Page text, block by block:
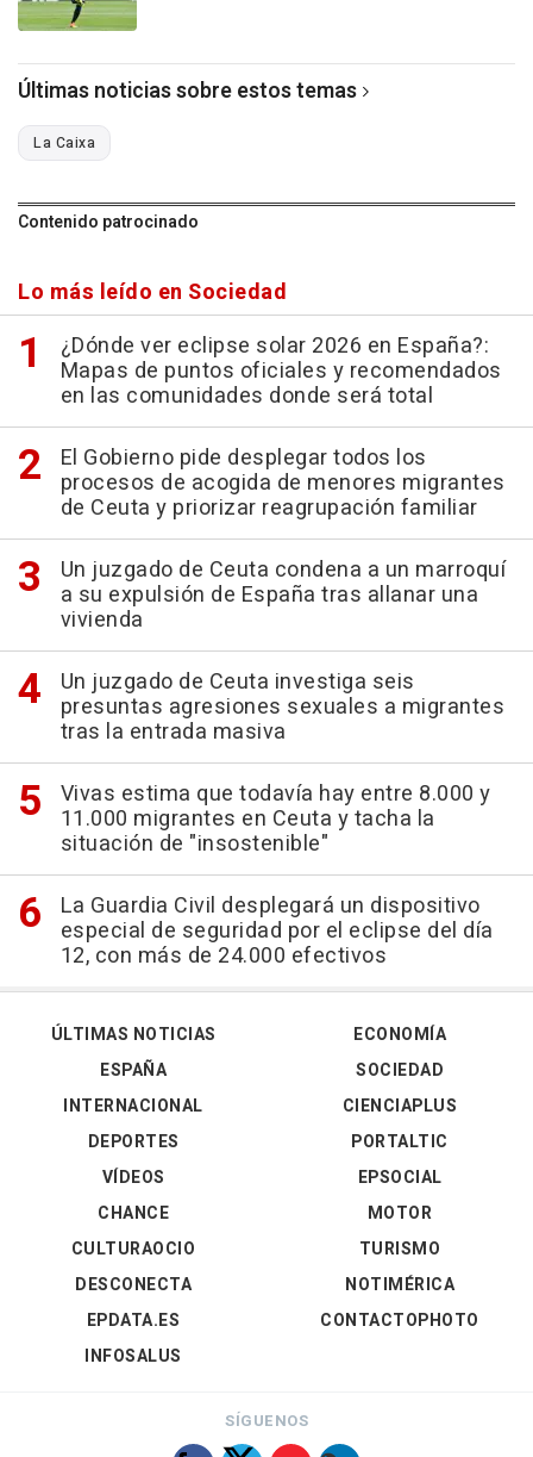
Últimas noticias sobre estos temas
La Caixa
Contenido patrocinado
Lo más leído en Sociedad
¿Dónde ver eclipse solar 2026 en España?:
Mapas de puntos oficiales y recomendados
en las comunidades donde será total
El Gobierno pide desplegar todos los
procesos de acogida de menores migrantes
de Ceuta y priorizar reagrupación familiar
Un juzgado de Ceuta condena a un marroquí
a su expulsión de España tras allanar una
vivienda
Un juzgado de Ceuta investiga seis
presuntas agresiones sexuales a migrantes
tras la entrada masiva
Vivas estima que todavía hay entre 8.000 y
11.000 migrantes en Ceuta y tacha la
situación de "insostenible"
La Guardia Civil desplegará un dispositivo
especial de seguridad por el eclipse del día
12, con más de 24.000 efectivos
ÚLTIMAS NOTICIAS
ESPAÑA
INTERNACIONAL
DEPORTES
VÍDEOS
ECONOMÍA
SOCIEDAD
CIENCIAPLUS
PORTALTIC
EPSOCIAL
CHANCE
CULTURAOCIO
DESCONECTA
EPDATA.ES
INFOSALUS
MOTOR
TURISMO
NOTIMÉRICA
CONTACTOPHOTO
SÍGUENOS